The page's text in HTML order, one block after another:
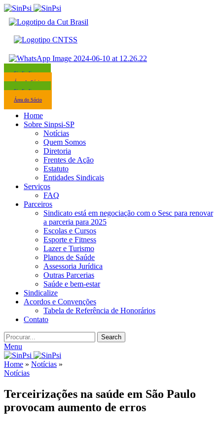
Sindicalize-se
Área do Sócio
Sindicalize-se
Área do Sócio
Home
Sobre Sinpsi-SP
Notícias
Quem Somos
Diretoria
Frentes de Ação
Estatuto
Entidades Sindicais
Serviços
FAQ
Parceiros
Sindicato está em negociação com o Sesc para renovar
a parceria para 2025
Escolas e Cursos
Esporte e Fitness
Lazer e Turismo
Planos de Saúde
Assessoria Jurídica
Outras Parcerias
Saúde e bem-estar
Sindicalize
Acordos e Convenções
Tabela de Referência de Honorários
Contato
Search
Menu
Home » Notícias »
Notícias
Terceirizações na saúde em São Paulo
provocam aumento de erros